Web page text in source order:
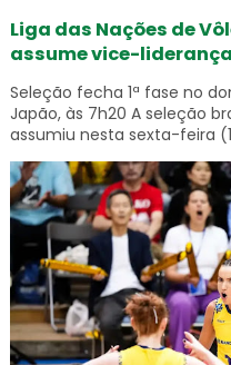
Liga das Nações de
assume vice-liderança
Seleção fecha 1ª fase no
Japão, às 7h20 A seleção
assumiu nesta sexta-feira